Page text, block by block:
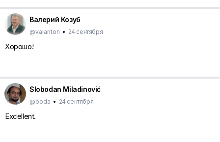
Валерий Козуб
@valanton • 24 сентября
Хорошо!
Slobodan Miladinović
@boda • 24 сентября
Excellent.